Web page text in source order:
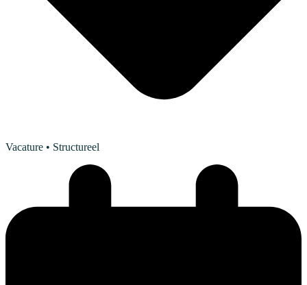
Vacature • Structureel